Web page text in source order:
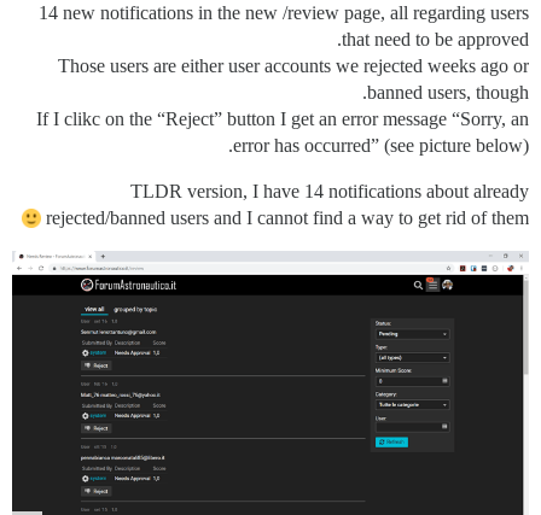
14 new notifications in the new /review page, all regarding users
that need to be approved.
Those users are either user accounts we rejected weeks ago or
banned users, though.
If I clikc on the “Reject” button I get an error message “Sorry, an
error has occurred” (see picture below).
TLDR version, I have 14 notifications about already
rejected/banned users and I cannot find a way to get rid of them